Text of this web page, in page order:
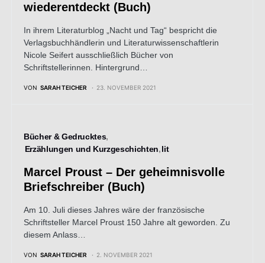
wiederentdeckt (Buch)
In ihrem Literaturblog „Nacht und Tag“ bespricht die
Verlagsbuchhändlerin und Literaturwissenschaftlerin
Nicole Seifert ausschließlich Bücher von
Schriftstellerinnen. Hintergrund…
VON SARAH TEICHER 23. NOVEMBER 2021
Bücher & Gedrucktes
Erzählungen und Kurzgeschichten lit
Marcel Proust – Der geheimnisvolle
Briefschreiber (Buch)
Am 10. Juli dieses Jahres wäre der französische
Schriftsteller Marcel Proust 150 Jahre alt geworden. Zu
diesem Anlass…
VON SARAH TEICHER 2. NOVEMBER 2021